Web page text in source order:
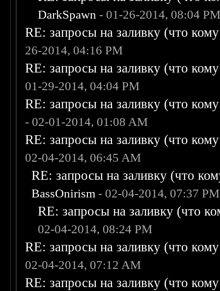
DarkSpawn - 01-26-2014, 08:04
RE: запросы на заливку (что
26-2014, 04:16 PM
RE: запросы на заливку (что
01-29-2014, 04:04 PM
RE: запросы на заливку (что
- 02-01-2014, 01:08 AM
RE: запросы на заливку (что
02-04-2014, 06:45 AM
RE: запросы на заливку (что
BassOnirism - 02-04-2014, 07:37 PM
RE: запросы на заливку (что
02-04-2014, 08:24 PM
RE: запросы на заливку (что
02-04-2014, 07:12 AM
RE: запросы на заливку (что